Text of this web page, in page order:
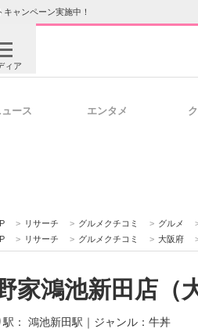
ャンペーン実施中！
ィア
ITエンジニア向け専門サイト 企業
ュース エンタメ
> リサーチ > グルメクチコミ > グルメ
> リサーチ > グルメクチコミ > 大阪府
家鴻池新田店（
駅： 鴻池新田駅 ｜ ジャンル：牛丼